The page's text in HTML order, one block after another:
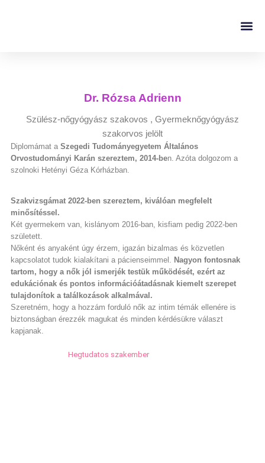
Dr. Rózsa Adrienn
Szülész-nőgyógyász szakovos , Gyermeknőgyógyász
szakorvos jelölt
Diplomámat a Szegedi Tudományegyetem Általános
Orvostudományi Karán szereztem, 2014-ben. Azóta dolgozom a
szolnoki Hetényi Géza Kórházban.
Szakvizsgámat 2022-ben szereztem, kiválóan megfelelt
minősítéssel.
Két gyermekem van, kislányom 2016-ban, kisfiam pedig 2022-ben
született.
Nőként és anyaként úgy érzem, igazán bizalmas és közvetlen
kapcsolatot tudok kialakítani a pácienseimmel. Nagyon fontosnak
tartom, hogy a nők jól ismerjék testük működését, ezért az
edukációnak és pontos információátadásnak kiemelt szerepet
tulajdonítok a találkozások alkalmával.
Szeretném, hogy a hozzám forduló nők az intim témák ellenére is
biztonságban érezzék magukat és minden kérdésükre választ
kapjanak.
Hegtudatos szakember